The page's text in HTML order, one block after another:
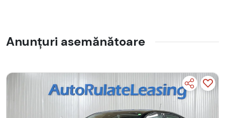
Computer de bord
Carlig remorcare
Anunțuri asemănătoare